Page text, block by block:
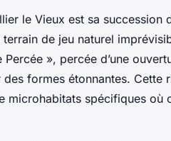
le Vieux est sa succession
de jeu naturel
», percée d’une
formes étonnantes. Cette
spécifiques où